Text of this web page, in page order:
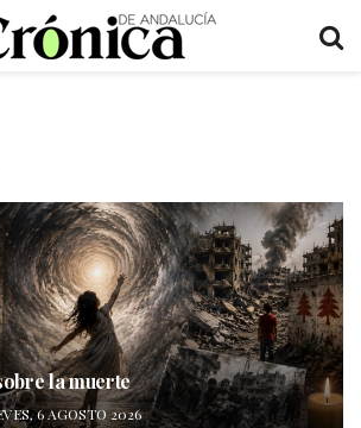
la muerte
6 AGOSTO 2026